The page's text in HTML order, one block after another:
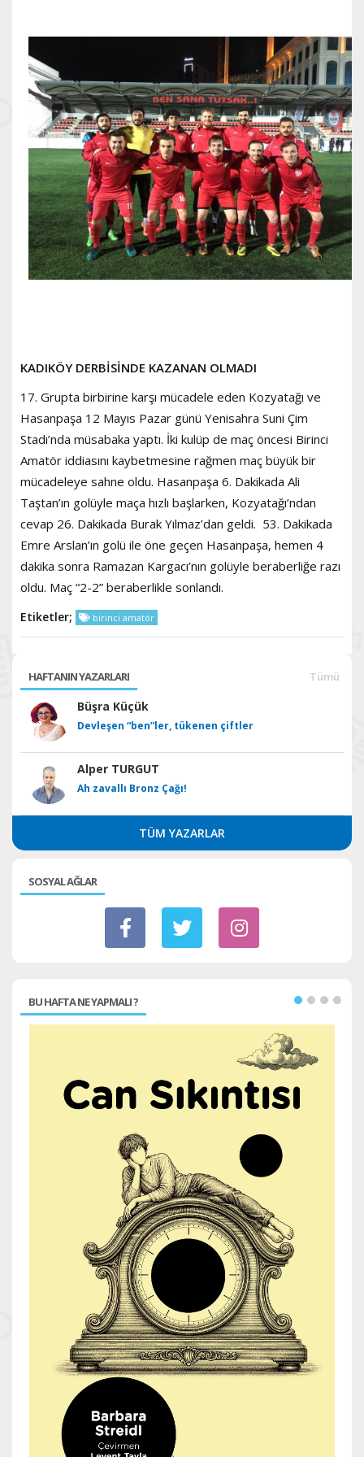
KADIKÖY DERBİSİNDE KAZANAN OLMADI
17. Grupta birbirine karşı mücadele eden Kozyatağı ve
Hasanpaşa 12 Mayıs Pazar günü Yenisahra Suni Çim
Stadı’nda müsabaka yaptı. İki kulüp de maç öncesi Birinci
Amatör iddiasını kaybetmesine rağmen maç büyük bir
mücadeleye sahne oldu. Hasanpaşa 6. Dakikada Ali
Taştan’ın golüyle maça hızlı başlarken, Kozyatağı’ndan
cevap 26. Dakikada Burak Yılmaz’dan geldi. 53. Dakikada
Emre Arslan’ın golü ile öne geçen Hasanpaşa, hemen 4
dakika sonra Ramazan Kargacı’nın golüyle beraberliğe razı
oldu. Maç “2-2” beraberlikle sonlandı.
Etiketler; birinci amatör
HAFTANIN YAZARLARI Tümü
Büşra Küçük
Devleşen “ben”ler, tükenen çiftler
Alper TURGUT
Ah zavallı Bronz Çağı!
TÜM YAZARLAR
SOSYAL AĞLAR
BU HAFTA NE YAPMALI ?